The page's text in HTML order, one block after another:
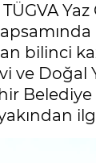
bilinci
ve Doğal